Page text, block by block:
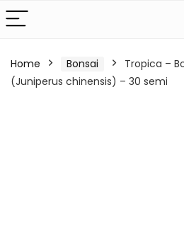
Home Bonsai
Tropica –
(Juniperus chinensis) – 30 semi